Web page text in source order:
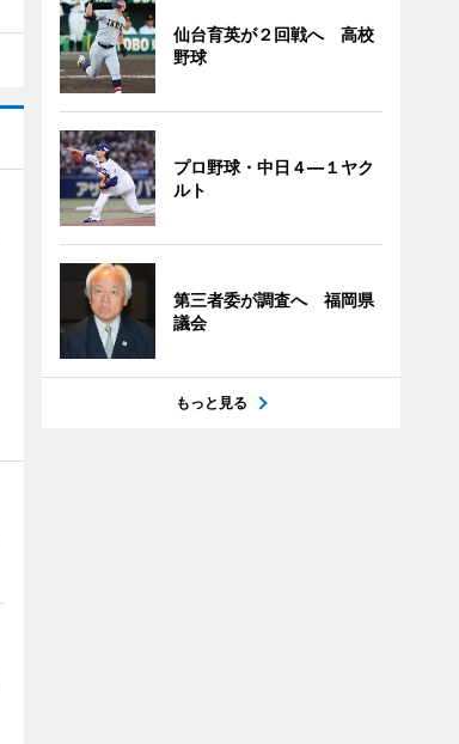
仙台育英が２回戦へ 高校
野球
プロ野球・中日４―１ヤク
ルト
第三者委が調査へ 福岡県
議会
もっと見る